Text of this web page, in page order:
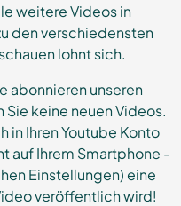
weitere Videos in
den verschiedensten
lohnt sich.
abonnieren unseren
Sie keine neuen Videos.
in Ihren Youtube Konto
auf Ihrem Smartphone -
Einstellungen) eine
veröffentlich wird!